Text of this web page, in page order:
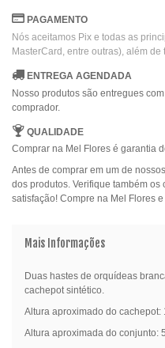
PAGAMENTO
Nós aceitamos Pix e todas as
MasterCard, entre outras), além
ENTREGA AGENDADA
Nosso produtos são entregues
comprador.
QUALIDADE
Comprar na Mel Flores é garantia
Antes de comprar em um de
dos produtos. Verifique também
satisfação! Compre na Mel Flores
Mais Informações
Duas hastes de orquídeas
cachepot sintético.
Altura aproximado do cachepot:
Altura aproximada do conjunto: